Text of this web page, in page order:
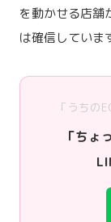
を動かせる店舗
は確信していま
「うちの
「ちょ